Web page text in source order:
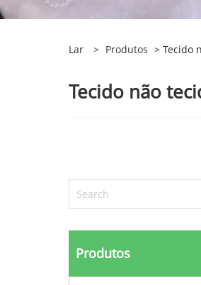
Lar > Produtos > Tecido
Tecido não
Produtos